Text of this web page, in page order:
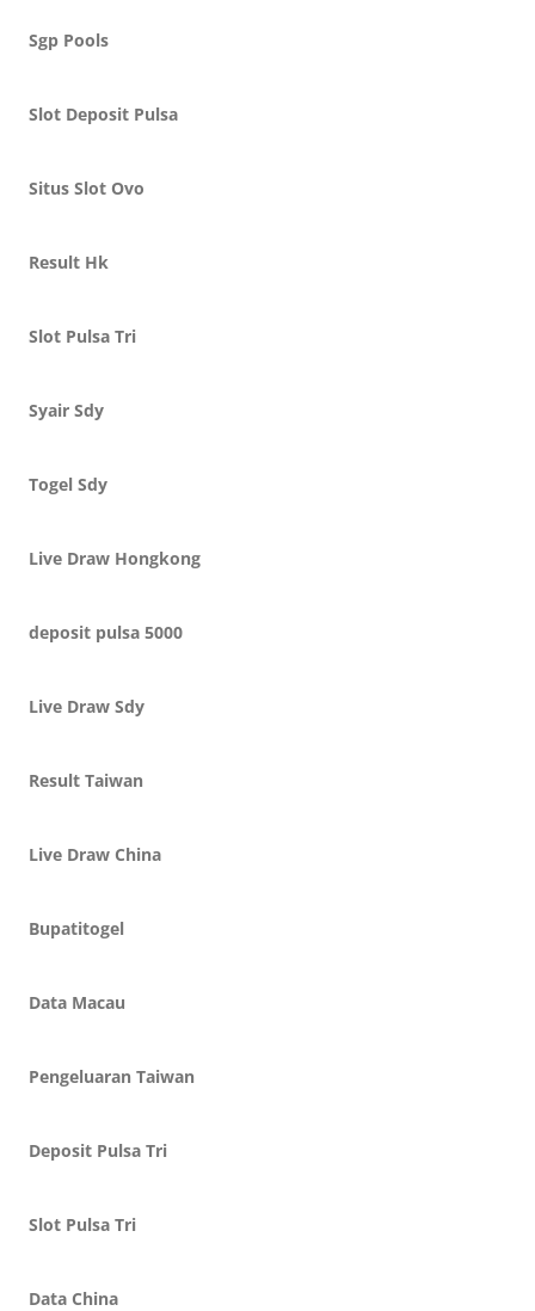
Sgp Pools
Slot Deposit Pulsa
Situs Slot Ovo
Result Hk
Slot Pulsa Tri
Syair Sdy
Togel Sdy
Live Draw Hongkong
deposit pulsa 5000
Live Draw Sdy
Result Taiwan
Live Draw China
Bupatitogel
Data Macau
Pengeluaran Taiwan
Deposit Pulsa Tri
Slot Pulsa Tri
Data China